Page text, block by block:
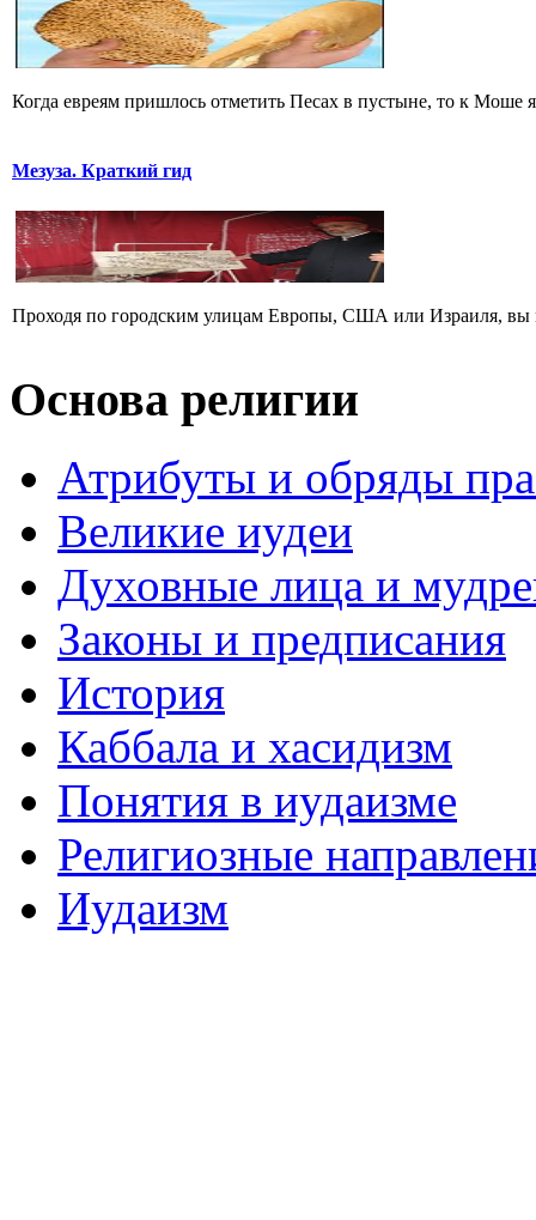
Когда евреям пришлось отметить Песах в пустыне, то к Моше
Мезуза. Краткий гид
Проходя по городским улицам Европы, США или Израиля, вы
Основа религии
Атрибуты и обряды
Великие иудеи
Духовные лица и
Законы и предписания
История
Каббала и хасидизм
Понятия в иудаизме
Религиозные
Иудаизм